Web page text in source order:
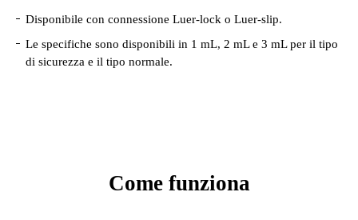
Disponibile con connessione Luer-lock o Luer-slip.
Le specifiche sono disponibili in 1 mL, 2 mL e 3 mL per il tipo
di sicurezza e il tipo normale.
Come funziona